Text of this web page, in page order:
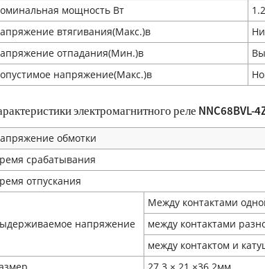
мощность Вт
втягивания(Макс.)в
отпадания(Мин.)в
напряжение(Макс.)в
электромагнитного реле NNC68BVL-
обмотки
срабатывания
отпускания
напряжение
Между контактами
между контактами
между контактом и